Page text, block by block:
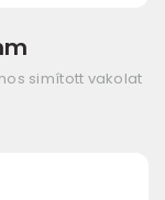
simított vakolat